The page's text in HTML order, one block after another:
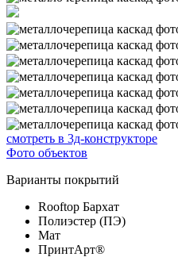
смотреть в 3д-конструкторе
Фото объектов
Варианты покрытий
Rooftop Бархат
Полиэстер (ПЭ)
Мат
ПринтАрт®